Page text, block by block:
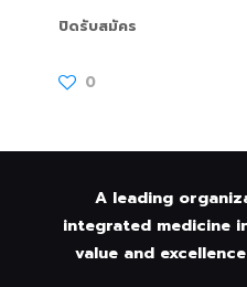
ปิดรับสมัคร
0
A leading
integrated medicine
value and